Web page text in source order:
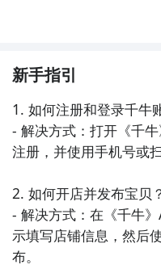
服务为主的购物平台。
扣活动，让用户享受更
5. 《苏宁易购》- 苏宁
宁易购提供了便捷的配
可以轻松购买到所需商
6. 《蘑菇街》- 蘑菇街
新手指引
1. 如何注册和登录千牛
- 解决方式：打开《千
注册，并使用手机号或
2. 如何开店并发布宝贝
- 解决方式：在《千牛
示填写店铺信息，然后
布。